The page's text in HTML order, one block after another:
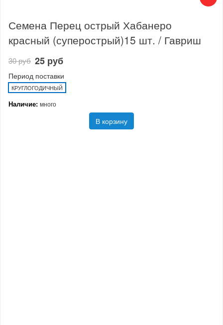
Семена Перец острый Хабанеро
красный (суперострый)15 шт. / Гавриш
30 руб 25 руб
Период поставки
КРУГЛОГОДИЧНЫЙ
Наличие: много
В корзину